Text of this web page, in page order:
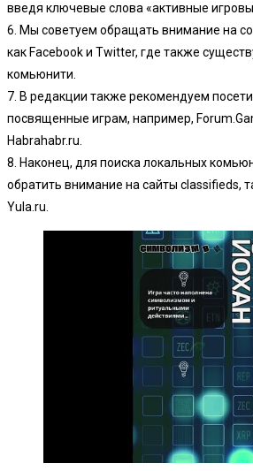
введя ключевые слова «активные
6. Мы советуем обращать внимание на
как Facebook и Twitter, где также
комьюнити.
7. В редакции также рекомендуем
посвященные играм, например,
Habrahabr.ru.
8. Наконец, для поиска локальных
обратить внимание на сайты classifieds,
Yula.ru.